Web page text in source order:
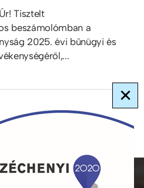
Tisztelt
beszámolómban a
2025. évi bűnügyi és
×